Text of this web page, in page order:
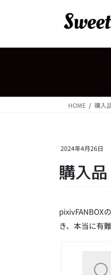
HOME 購入
2024年4月26日
購入
pixivFANBOX
き、本当に有